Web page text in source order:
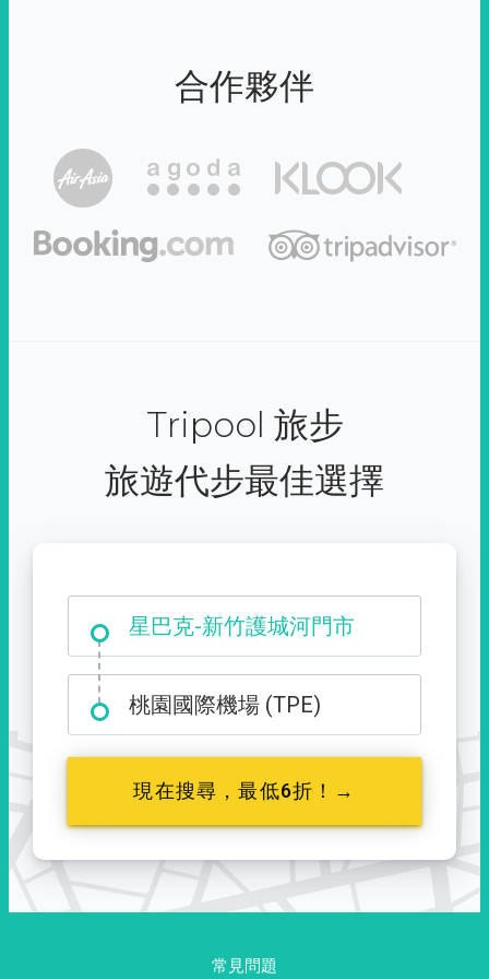
合作夥伴
Tripool 旅步
旅遊代步最佳選擇
大霸尖山登山口
桃園國際機場 (TPE)
現在搜尋，最低6折！→
常見問題